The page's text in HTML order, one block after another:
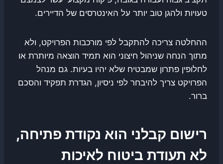
טעויות ולהגן טוב יותר על האינטרסים של הדיירים.
ההחלטה צריכה להתקבל לפי מורכבות הפרויקט, ולא
מתוך הנחה שניהול חיצוני הוא תמיד הוצאה מיותרת או
לחלופין פתרון שמבטיח שלא יהיו בעיות. גם מנהל
הפרויקט צריך להיבחר לפי ניסיון, הגדרת תפקיד והסכם
ברור.
רישום קבלני הוא נקודת פתיחה,
לא תעודת ביטוח לאיכות